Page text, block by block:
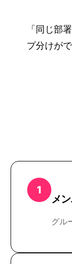
「同じ部
プ分けが
1
メ
グル